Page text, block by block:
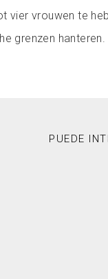
vier vrouwen te
grenzen hanteren.
PUEDE